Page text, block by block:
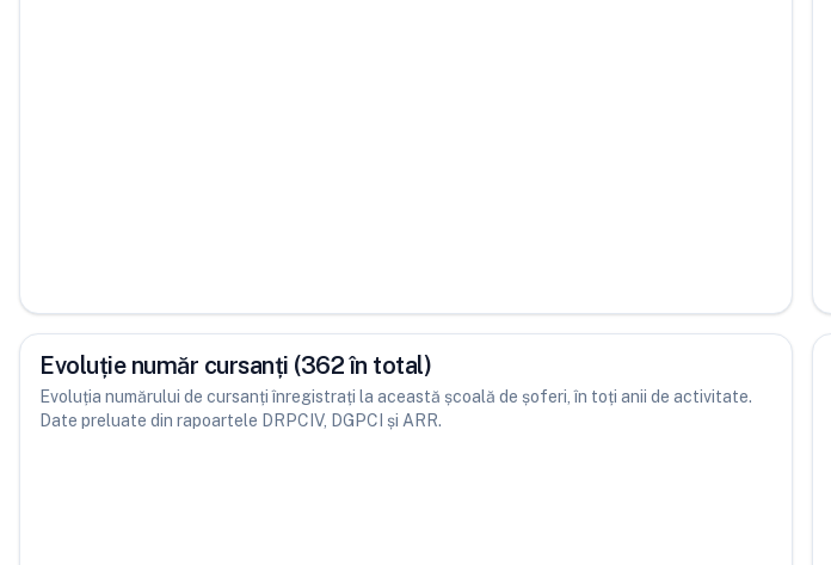
Evoluție număr cursanți (362 în total)
Evoluția numărului de cursanți înregistrați la această școală de șoferi, în toți anii de activitate.
Date preluate din rapoartele DRPCIV, DGPCI și ARR.